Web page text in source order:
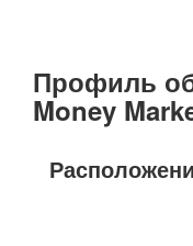
Профиль
Money